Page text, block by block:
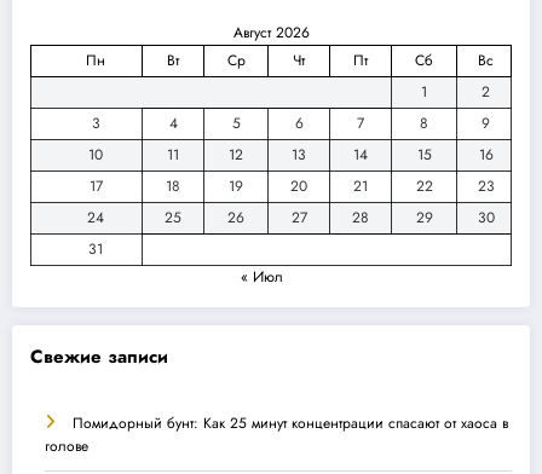
Август 2026
Пн
Вт Ср Чт Пт Сб
Вс
1
2
3
4 5 6 7 8
9
10
11 12 13 14 15
16
17
18 19 20 21 22
23
24
25 26 27 28 29
30
31
« Июл
Свежие записи
Помидорный бунт: Как 25 минут концентрации спасают от хаоса в
голове